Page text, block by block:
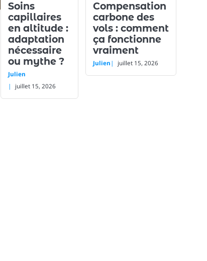
Soins
capillaires
en altitude :
adaptation
nécessaire
ou mythe ?
Julien
juillet 15, 2026
Compensation
carbone des
vols : comment
ça fonctionne
vraiment
Julien juillet 15, 2026